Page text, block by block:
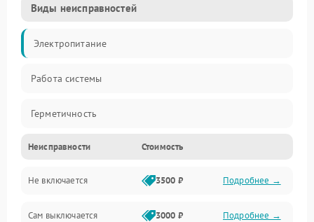
Виды неисправностей
Электропитание
Работа системы
Герметичность
Механика
Неисправности Стоимость
Не включается 3500 ₽ Подробнее →
Сам выключается 3000 ₽ Подробнее →